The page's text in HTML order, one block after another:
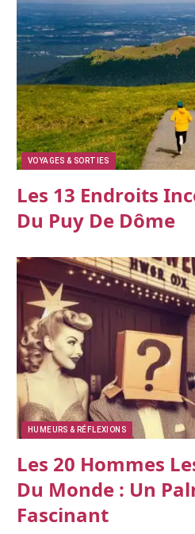
VOYAGES & SORTIES
Les 13 Endroits
Du Puy De Dôme
HUMEURS & RÉFLEXIONS
Les 20 Hommes
Du Monde : Un
Fascinant